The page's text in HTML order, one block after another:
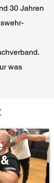
30 Jahren
was